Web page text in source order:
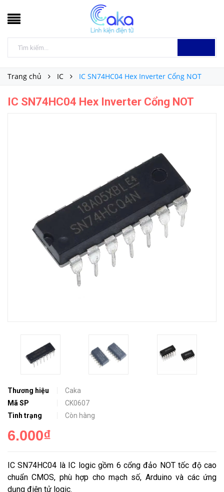
Trang chủ IC IC SN74HC04 Hex Inverter Cổng NOT
IC SN74HC04 Hex Inverter Cổng NOT
Thương hiệu
Caka
Mã SP
CK0607
Tình trạng
Còn hàng
6.000₫
IC SN74HC04 là IC logic gồm 6 cổng đảo NOT tốc độ cao
chuẩn CMOS, phù hợp cho mạch số, Arduino và các ứng
dụng điện tử logic.